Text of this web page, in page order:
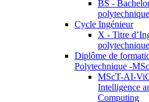
BS -
polytechnique
Cycle Ingénieur
X - Titre
polytechnique
Diplôme de
Polytechnique -
MScT-AI-
Intelligence
Computing